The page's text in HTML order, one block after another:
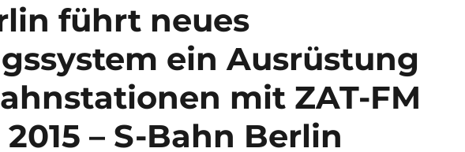
führt neues
ein Ausrüstung
mit ZAT-FM
– S-Bahn Berlin